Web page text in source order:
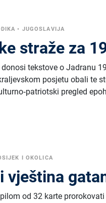
• JUGOSLAVIJA
straže za
tekstove o Jadranu
posjetu obali te
pregled
I OKOLICA
vještina
od 32 karte